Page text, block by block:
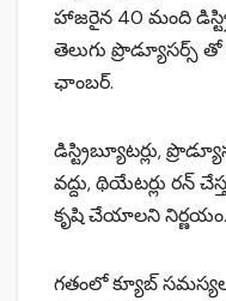
హాజరైన 40 మంది
తెలుగు ప్రొడ్యూసర్స్
ఛాంబర్.
డిస్ట్రిబ్యూటర్లు,
వద్దు, థియేటర్లు రన్
కృషి చేయాలని నిర్ణయం.
గతంలో క్యూబ్